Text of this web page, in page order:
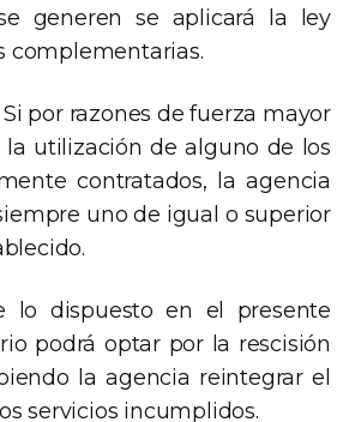
generen se aplicará la ley
complementarias.
Si por razones de fuerza mayor
utilización de alguno de los
contratados, la agencia
uno de igual o superior
lo dispuesto en el presente
podrá optar por la rescisión
la agencia reintegrar el
servicios incumplidos.